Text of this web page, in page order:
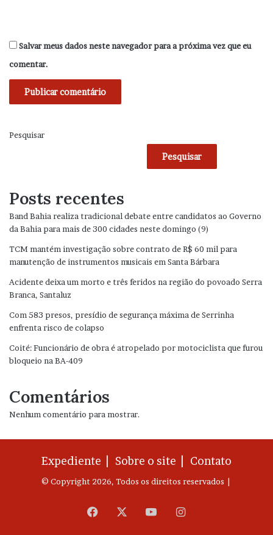
Salvar meus dados neste navegador para a próxima vez que eu
comentar.
Pesquisar
Pesquisar
Posts recentes
Band Bahia realiza tradicional debate entre candidatos ao Governo
da Bahia para mais de 300 cidades neste domingo (9)
TCM mantém investigação sobre contrato de R$ 60 mil para
manutenção de instrumentos musicais em Santa Bárbara
Acidente deixa um morto e três feridos na região do povoado Serra
Branca, Santaluz
Com 583 presos, presídio de segurança máxima de Serrinha
enfrenta risco de colapso
Coité: Funcionário de obra é atropelado por motociclista que furou
bloqueio na BA-409
Comentários
Nenhum comentário para mostrar.
Expediente | Sobre o site | Contato
© Copyright 2026, Todos os direitos reservados |
Facebook YouTubeInstagram